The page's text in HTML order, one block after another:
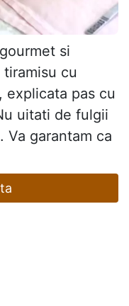
si
cu
explicata pas cu
uitati de fulgii
Va garantam ca